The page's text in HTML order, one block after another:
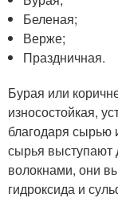
Беленая;
Верже;
Праздничная.
Бурая или
износостойкая,
благодаря сырью
сырья выступают
волокнами, они
гидроксида и